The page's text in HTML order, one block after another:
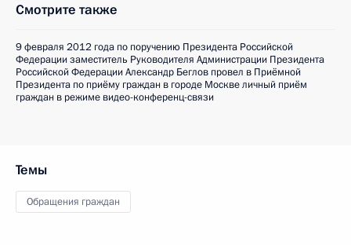
Смотрите также
9 февраля 2012 года по поручению Президента Российской
Федерации заместитель Руководителя Администрации Президента
Российской Федерации Александр Беглов провел в Приёмной
Президента по приёму граждан в городе Москве личный приём
граждан в режиме видео-конференц-связи
Темы
Обращения граждан